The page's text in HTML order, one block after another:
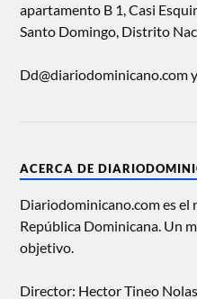
apartamento B 1, Casi
Santo Domingo, Distrito
Dd@diariodominicano.com
ACERCA DE
Diariodominicano.com es el
República Dominicana. Un
objetivo.
Director: Hector Tineo